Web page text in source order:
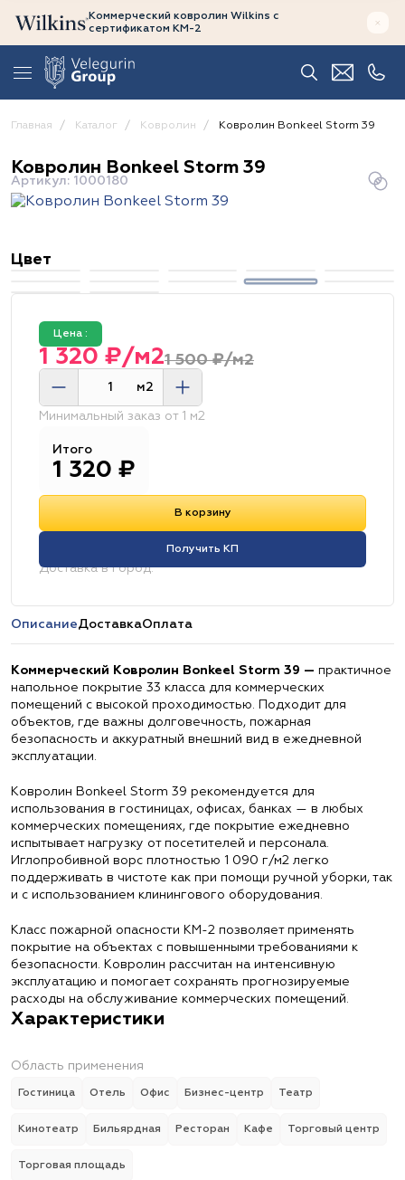
Коммерческий ковролин Wilkins с
сертификатом КМ-2
Главная Каталог Ковролин Ковролин Bonkeel Storm 39
Ковролин Bonkeel Storm 39
Артикул: 1000180
Цвет
Цена :
1 500 ₽/м2
1 320 ₽/м2
м2
Минимальный заказ от 1 м2
Итого
1 320 ₽
В корзину
Получить КП
Доставка в город:
ОписаниеДоставкаОплата
Коммерческий Ковролин Bonkeel Storm 39 — практичное
напольное покрытие 33 класса для коммерческих
помещений с высокой проходимостью. Подходит для
объектов, где важны долговечность, пожарная
безопасность и аккуратный внешний вид в ежедневной
эксплуатации.
Ковролин Bonkeel Storm 39 рекомендуется для
использования в гостиницах, офисах, банках — в любых
коммерческих помещениях, где покрытие ежедневно
испытывает нагрузку от посетителей и персонала.
Иглопробивной ворс плотностью 1 090 г/м2 легко
поддерживать в чистоте как при помощи ручной уборки, так
и с использованием клинингового оборудования.
Класс пожарной опасности КМ-2 позволяет применять
покрытие на объектах с повышенными требованиями к
безопасности. Ковролин рассчитан на интенсивную
эксплуатацию и помогает сохранять прогнозируемые
расходы на обслуживание коммерческих помещений.
Характеристики
Область применения
Гостиница Отель Офис Бизнес-центр Театр
Кинотеатр Бильярдная Ресторан Кафе Торговый центр
Торговая площадь